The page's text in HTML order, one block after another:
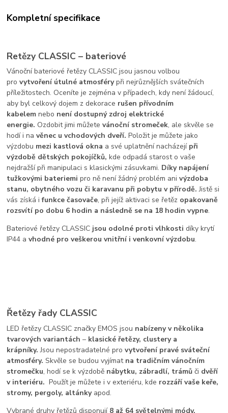
Kompletní specifikace
Retězy CLASSIC – bateriové
Vánoční bateriové řetězy CLASSIC jsou jasnou volbou
provytvoření útulné atmosférypři nejrůznějších svátečních
příležitostech. Oceníte je zejména v případech, kdy není žádoucí,
aby byl celkový dojem z dekorace rušen přívodním
kabelemnebo není dostupný zdroj elektrické
energie. Ozdobit jimi můžetevánoční stromeček, ale skvěle se
hodí i navěnec u vchodových dveří. Položit je můžete jako
výzdobu mezi kastlová okna a své uplatnění nacházejí při
výzdobě dětských pokojíčků, kde odpadá starost o vaše
nejdražší při manipulaci s klasickými zásuvkami. Díky napájení
tužkovými bateriemipro ně není žádný problém anivýzdoba
stanu, obytného vozu či karavanu při pobytu v přírodě. Jistě si
vás získá ifunkce časovače, při jejíž aktivaci se řetěz opakovaně
rozsvítí po dobu 6 hodin a následně se na 18 hodin vypne.
Bateriové řetězy CLASSIC jsou odolné proti vlhkostidíky krytí
IP44 avhodné pro veškerou vnitřní i venkovní výzdobu.
Řetězy řady CLASSIC
LED řetězy CLASSIC značky EMOS jsou nabízeny v několika
tvarových variantách – klasické řetězy, clustery a
krápníky. Jsou nepostradatelné provytvoření pravé sváteční
atmosféry.Skvěle se budou vyjímat na tradičním vánočním
stromečku, hodí se k výzdobě nábytku, zábradlí, trámůči dvěří
v interiéru.Použít je můžete i v exteriéru, kde rozzáří vaše keře,
stromy, pergoly, altánkyapod.
Vybrané druhy řetězů disponují 8 až 64 světelnými módy,